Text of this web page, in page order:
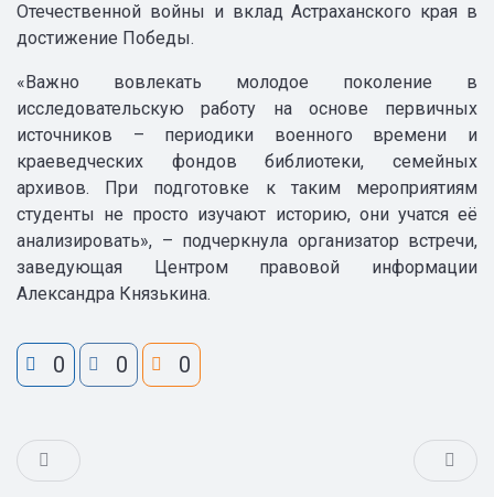
Отечественной войны и вклад Астраханского края в
достижение Победы.
«Важно вовлекать молодое поколение в
исследовательскую работу на основе первичных
источников – периодики военного времени и
краеведческих фондов библиотеки, семейных
архивов. При подготовке к таким мероприятиям
студенты не просто изучают историю, они учатся её
анализировать», – подчеркнула организатор встречи,
заведующая Центром правовой информации
Александра Князькина.
0 0 0